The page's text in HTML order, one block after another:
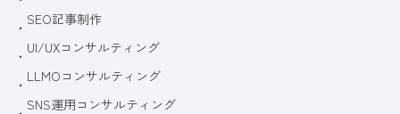
SEO記事制作
UI/UXコンサルティング
LLMOコンサルティング
SNS運用コンサルティング